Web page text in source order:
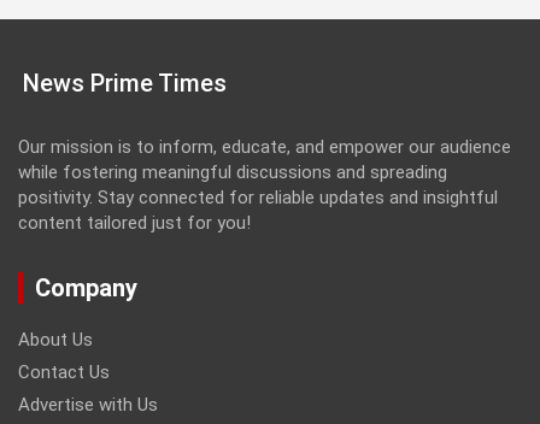
News Prime Times
Our mission is to inform, educate, and empower our audience
while fostering meaningful discussions and spreading
positivity. Stay connected for reliable updates and insightful
content tailored just for you!
Company
About Us
Contact Us
Advertise with Us